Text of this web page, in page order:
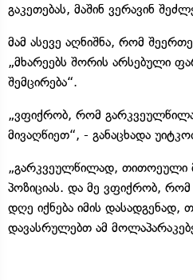
გაკეთებას, მაშინ ვერავინ
მამ ასევე აღნიშნა, რომ
„მხარეებს შორის არსებული
შემცირება“.
„ვფიქრობ, რომ
მივაღწიეთ“, - განაცხადა
„გარკვეულწილად, თითოეული
პოზიციას. და მე ვფიქრობ,
დღე იქნება იმის
დავასრულებთ ამ